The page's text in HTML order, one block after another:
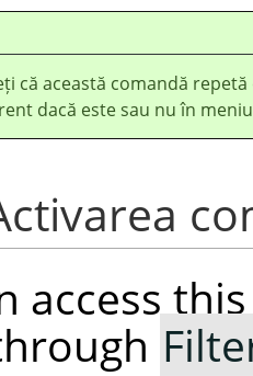
că această comandă
dacă este sau nu în
access